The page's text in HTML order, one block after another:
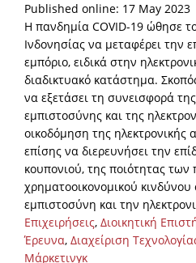
Published online: 17 May 2023
Η πανδημία COVID-19 ώθησε
Ινδονησίας να μεταφέρει την
εμπόριο, ειδικά στην
διαδικτυακό κατάστημα.
να εξετάσει τη συνεισφορά
εμπιστοσύνης και της
οικοδόμηση της ηλεκτρονικής
επίσης να διερευνήσει την
κουπονιού, της ποιότητας των
χρηματοοικονομικού κινδύνου
εμπιστοσύνη και την
Επιχειρήσεις, Διοικητική
Έρευνα, Διαχείριση
Μάρκετινγκ